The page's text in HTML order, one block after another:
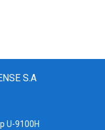
S.A
U-9100H